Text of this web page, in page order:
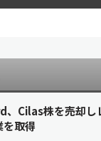
、Cilas株を売却し
を取得